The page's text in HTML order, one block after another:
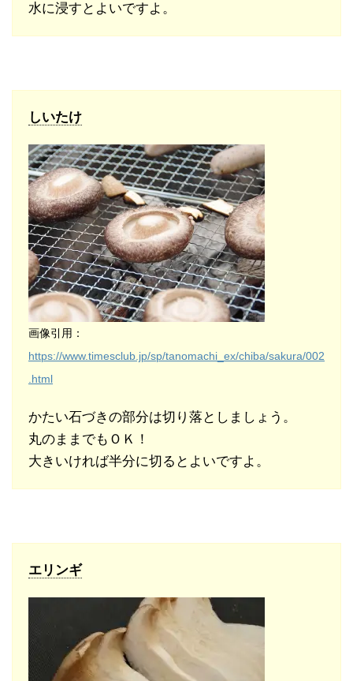
水に浸すとよいですよ。
しいたけ
画像引用：
https://www.timesclub.jp/sp/tanomachi_ex/chiba/sakura/002
.html
かたい石づきの部分は切り落としましょう。
丸のままでもＯＫ！
大きいければ半分に切るとよいですよ。
エリンギ